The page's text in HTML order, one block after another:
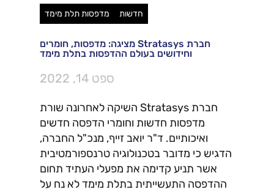
חדשות מדפסות תלת מימד
חברת Stratasys מציגה: מדפסות, חומרים
וחידושים בעולם ההדפסות בתלת מימד
ספט 14, 2022
חברת Stratasys השיקה לאחרונה שורת
מדפסות חדשות וחומרי הדפסה חדשים
ואיכותיים. ד"ר יואב זייף, מנכ"ל החברה,
הדגיש כי מדובר בטכנולוגיה טרנספורמטיבית
אשר תניע קדימה את מפעלי העתיד תחום
ההדפסה התעשייתית בתלת מימד לא נח על